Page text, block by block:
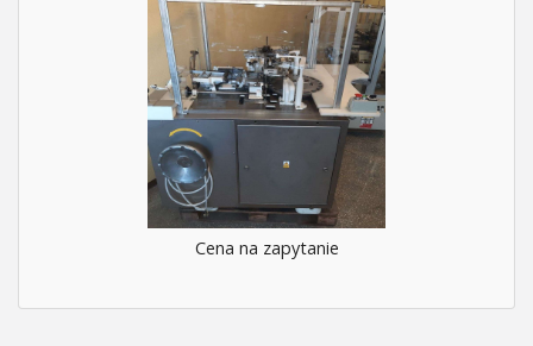
Cena na zapytanie